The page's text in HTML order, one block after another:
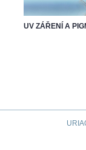
UV ZÁŘENÍ A